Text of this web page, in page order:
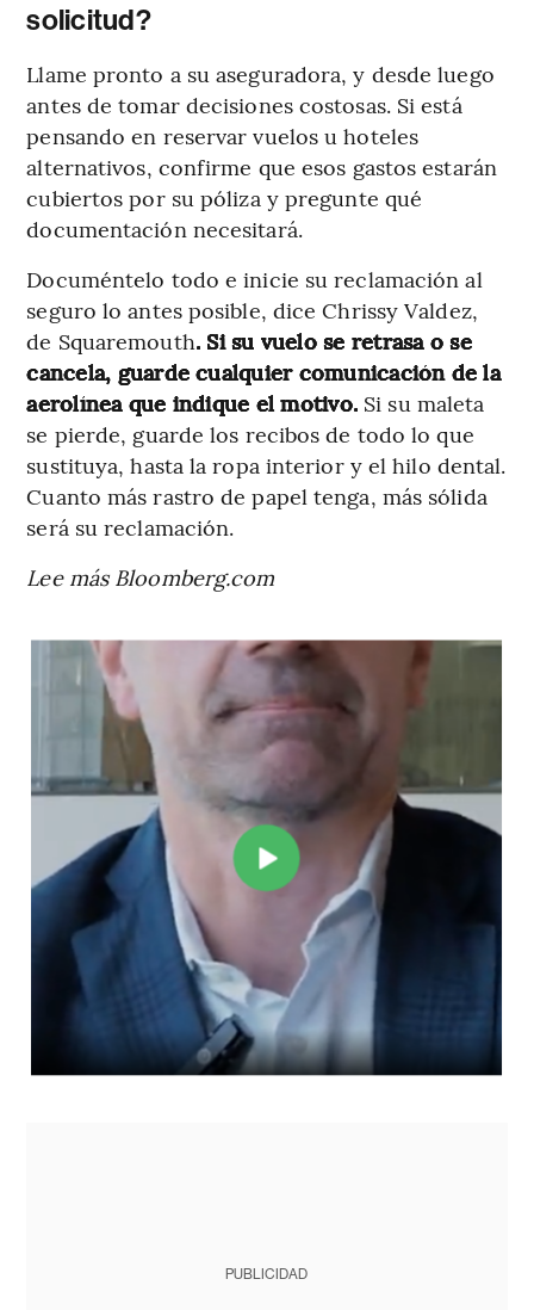
solicitud?
Llame pronto a su aseguradora, y desde luego
antes de tomar decisiones costosas. Si está
pensando en reservar vuelos u hoteles
alternativos, confirme que esos gastos estarán
cubiertos por su póliza y pregunte qué
documentación necesitará.
Documéntelo todo e inicie su reclamación al
seguro lo antes posible, dice Chrissy Valdez,
de Squaremouth. Si su vuelo se retrasa o se
cancela, guarde cualquier comunicación de la
aerolínea que indique el motivo. Si su maleta
se pierde, guarde los recibos de todo lo que
sustituya, hasta la ropa interior y el hilo dental.
Cuanto más rastro de papel tenga, más sólida
será su reclamación.
Lee más Bloomberg.com
PUBLICIDAD